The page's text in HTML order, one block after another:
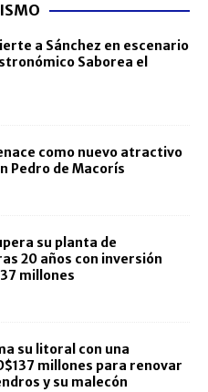
a Sánchez en escenario
Saborea el
como nuevo atractivo
Pedro de Macorís
su planta de
20 años con inversión
millones
su litoral con una
millones para renovar
y su malecón